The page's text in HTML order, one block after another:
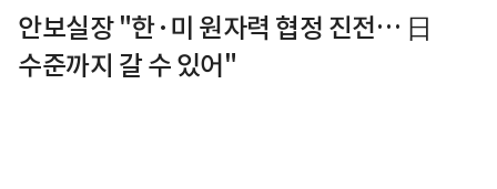
안보실장 "한·미 원자력 협정 진전… 日
수준까지 갈 수 있어"